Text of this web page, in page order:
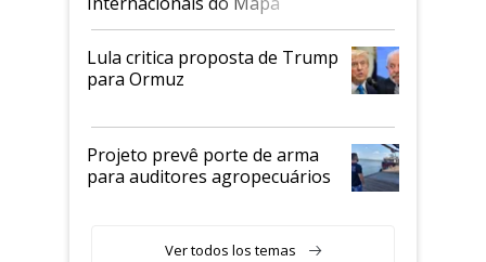
Lula critica proposta de Trump
para Ormuz
Projeto prevê porte de arma
para auditores agropecuários
Ver todos los temas